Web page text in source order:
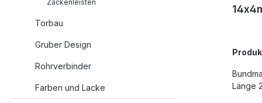
Zackenleisten
Torbau
Gruber Design
Rohrverbinder
Farben und Lacke
Länge